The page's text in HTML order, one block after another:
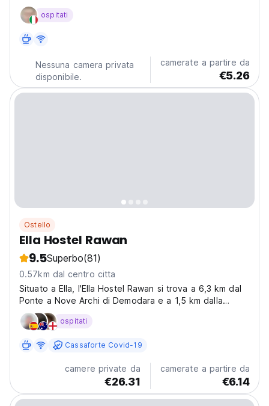
Surrounded by lush greenery and stunning mountain
views, it’s the perfect place to relax, connect, and
ospitati
Nessuna camera privata
disponibile.
camerate a partire da
€5.26
Ostello
Ella Hostel Rawan
9.5Superbo(81)
0.57km dal centro citta
Situato a Ella, l'Ella Hostel Rawan si trova a 6,3 km dal
Ponte a Nove Archi di Demodara e a 1,5 km dalla
Roccia di Ella.
ospitati
Cassaforte Covid-19
camere private da
€26.31
camerate a partire da
€6.14